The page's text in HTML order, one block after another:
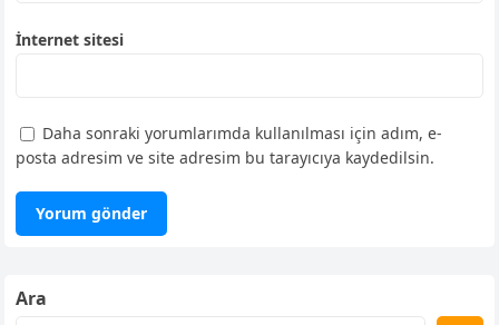
İnternet sitesi
Daha sonraki yorumlarımda kullanılması için adım, e-
posta adresim ve site adresim bu tarayıcıya kaydedilsin.
Ara